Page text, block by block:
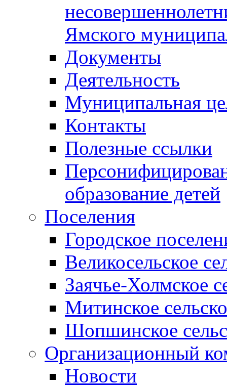
Ямского
Документы
Деятельность
Муниципальная
Контакты
Полезные ссылки
образование детей
Поселения
Городское
Великосельское
Заячье-Холмское
Митинское
Шопшинское
Организационный
Новости